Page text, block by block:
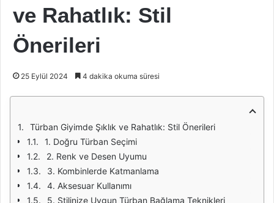
ve Rahatlık: Stil
Önerileri
25 Eylül 2024 4 dakika okuma süresi
Türban Giyimde Şıklık ve Rahatlık: Stil Önerileri
1. Doğru Türban Seçimi
2. Renk ve Desen Uyumu
3. Kombinlerde Katmanlama
4. Aksesuar Kullanımı
5. Stilinize Uygun Türban Bağlama Teknikleri